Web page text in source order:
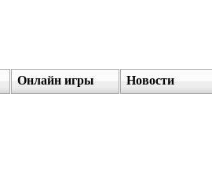
Онлайн игры Новости